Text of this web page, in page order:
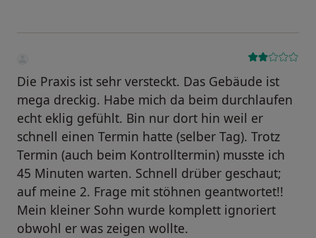
Die Praxis ist sehr versteckt. Das Gebäude ist
mega dreckig. Habe mich da beim durchlaufen
echt eklig gefühlt. Bin nur dort hin weil er
schnell einen Termin hatte (selber Tag). Trotz
Termin (auch beim Kontrolltermin) musste ich
45 Minuten warten. Schnell drüber geschaut;
auf meine 2. Frage mit stöhnen geantwortet!!
Mein kleiner Sohn wurde komplett ignoriert
obwohl er was zeigen wollte.